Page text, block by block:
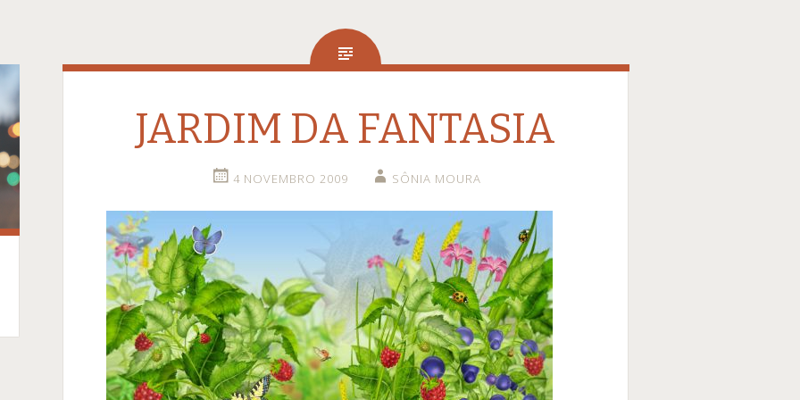
JARDIM DA FANTASIA
4 NOVEMBRO 2009 SÔNIA MOURA